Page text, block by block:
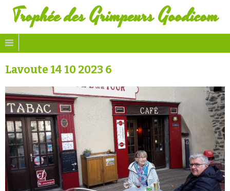
Trophée des Grimpeurs Goodicom
Lavoute 14 10 2023 6